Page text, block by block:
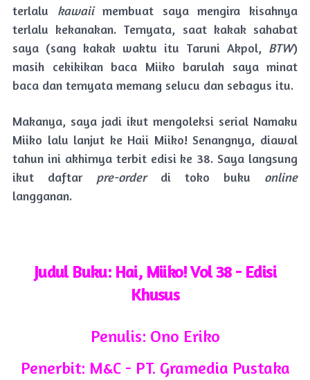
terlalu kawaiimembuat saya mengira kisahnya
terlalu kekanakan. Ternyata, saat kakak sahabat
saya (sang kakak waktu itu Taruni Akpol, BTW)
masih cekikikan baca Miiko barulah saya minat
baca dan ternyata memang selucu dan sebagus itu.
Makanya, saya jadi ikut mengoleksi serial Namaku
Miiko lalu lanjut ke Haii Miiko! Senangnya, diawal
tahun ini akhirnya terbit edisi ke 38. Saya langsung
ikut daftar pre-orderdi toko buku online
langganan.
Judul Buku: Hai, Miiko! Vol 38 - Edisi
Khusus
Penulis: Ono Eriko
Penerbit: M&C - PT. Gramedia Pustaka